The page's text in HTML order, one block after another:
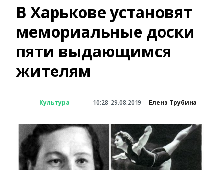
В Харькове установят
мемориальные доски
пяти выдающимся
жителям
Культура 10:28 29.08.2019 Елена Трубина